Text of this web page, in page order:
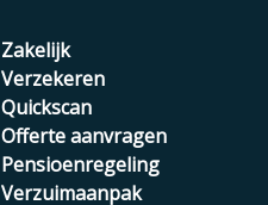
Zakelijk
Verzekeren
Quickscan
Offerte aanvragen
Pensioenregeling
Verzuimaanpak